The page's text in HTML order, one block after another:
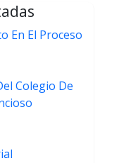
En El Proceso
Colegio De